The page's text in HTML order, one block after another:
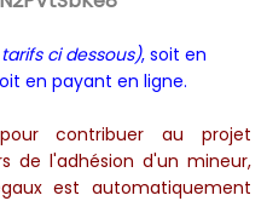
ci dessous), soit en
en payant en ligne.
contribuer au projet
de l'adhésion d'un mineur,
est automatiquement